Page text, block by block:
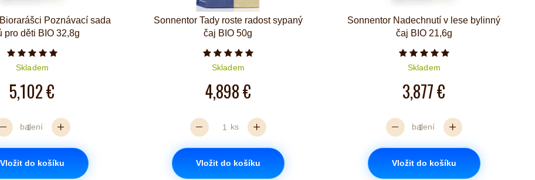
Poznávací sada
pro děti BIO 32,8g
Počet hvězdiček je 5 z 5
Skladem
5,102 €
balení
Vložit do košíku
Sonnentor Tady roste radost sypaný
čaj BIO 50g
Počet hvězdiček je 5 z 5
Skladem
4,898 €
ks
Vložit do košíku
Sonnentor Nadechnutí v lese bylinný
čaj BIO 21,6g
Počet hvězdiček je 5 z 5
Skladem
3,877 €
balení
Vložit do košíku